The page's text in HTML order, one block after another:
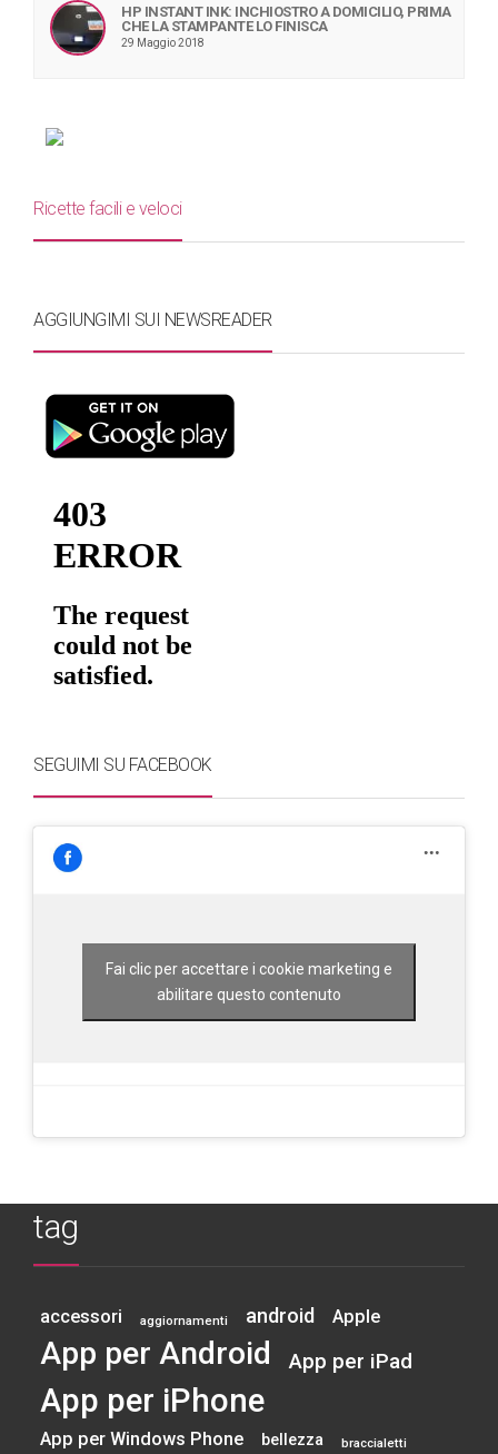
HP INSTANT INK: INCHIOSTRO A DOMICILIO, PRIMA
CHE LA STAMPANTE LO FINISCA
29 Maggio 2018
Ricette facili e veloci
AGGIUNGIMI SUI NEWSREADER
SEGUIMI SU FACEBOOK
Fai clic per accettare i cookie marketing e
abilitare questo contenuto
tag
accessori aggiornamenti android Apple
App per Android App per iPad
App per iPhone
App per Windows Phone bellezza braccialetti